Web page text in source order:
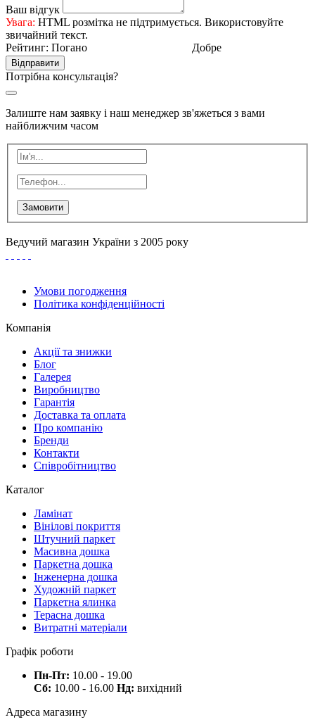
Ваш відгук
Увага: HTML розмітка не підтримується. Використовуйте
звичайний текст.
Рейтинг: Погано Добре
Відправити
Потрібна консультація?
Залиште нам заявку і наш менеджер зв'яжеться з вами
найближчим часом
Замовити
Ведучий магазин України з 2005 року
Умови погодження
Політика конфіденційності
Компанія
Акції та знижки
Блог
Галерея
Виробництво
Гарантія
Доставка та оплата
Про компанію
Бренди
Контакти
Співробітництво
Каталог
Ламінат
Вінілові покриття
Штучний паркет
Масивна дошка
Паркетна дошка
Інженерна дошка
Художній паркет
Паркетна ялинка
Терасна дошка
Витратні матеріали
Графік роботи
Пн-Пт: 10.00 - 19.00
Сб: 10.00 - 16.00 Нд: вихідний
Адреса магазину